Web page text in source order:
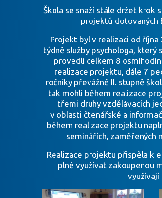
Škola se snaží stále držet krok
projektů dotovaných
Projekt byl v realizaci od
týdně služby psychologa,
provedli celkem 8
realizace projektu, dále 7
ročníky převážně II. stupně
tak mohli během realizace
třemi druhy vzdělávacích
v oblasti čtenářské a
během realizace projektu
seminářích, zaměřených
Realizace projektu přispěla k
plně využívat zakoupenou
využívají